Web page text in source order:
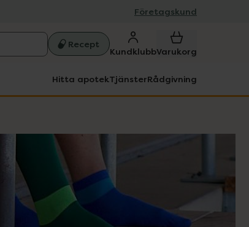
Företagskund
Recept
KundklubbVarukorg
Hitta apotekTjänsterRådgivning